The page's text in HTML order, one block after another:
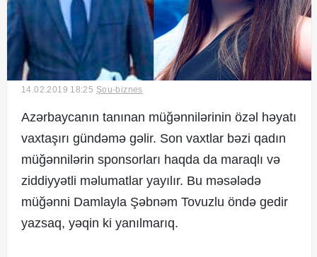
Şou-biznes
İdman
Maraqlı
© 2017. Xəbərçi.az
Created by Netservice.az
14.02.2019 18:25 Şou-biznes
Azərbaycanın tanınan müğənnilərinin özəl həyatı
vaxtaşırı gündəmə gəlir. Son vaxtlar bəzi qadın
müğənnilərin sponsorları haqda da maraqlı və
ziddiyyətli məlumatlar yayılır. Bu məsələdə
müğənni Damlayla Şəbnəm Tovuzlu öndə gedir
yazsaq, yəqin ki yanılmarıq.